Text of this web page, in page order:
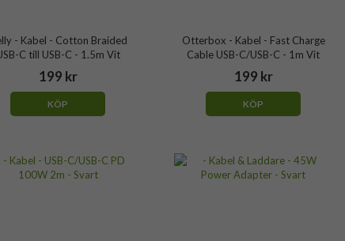
- Kabel - Cotton Braided
C till USB-C - 1.5m Vit
199 kr
KÖP
Otterbox - Kabel - Fast Charge
Cable USB-C/USB-C - 1m Vit
199 kr
KÖP